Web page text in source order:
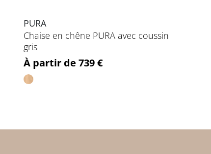
PURA
Chaise en chêne PURA avec coussin
gris
Prix
À partir de 739 €